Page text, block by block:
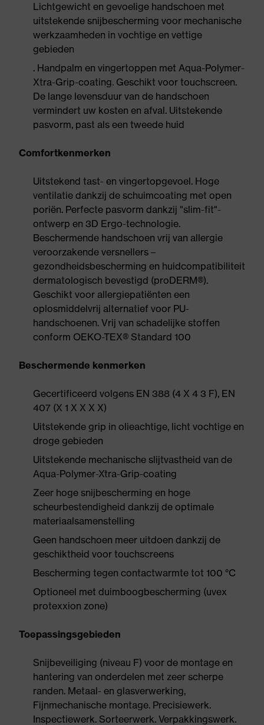
Lichtgewicht en gevoelige handschoen met
uitstekende snijbescherming voor mechanische
werkzaamheden in vochtige en vettige
gebieden
. Handpalm en vingertoppen met Aqua-Polymer-
Xtra-Grip-coating. Geschikt voor touchscreen.
De lange levensduur van de handschoen
vermindert uw kosten en afval. Uitstekende
pasvorm, past als een tweede huid
Comfortkenmerken
Uitstekend tast- en vingertopgevoel. Hoge
ventilatie dankzij de schuimcoating met open
poriën. Perfecte pasvorm dankzij "slim-fit"-
ontwerp en 3D Ergo-technologie.
Beschermende handschoen vrij van allergie
veroorzakende versnellers –
gezondheidsbescherming en huidcompatibiliteit
dermatologisch bevestigd (proDERM®).
Geschikt voor allergiepatiënten een
oplosmiddelvrij alternatief voor PU-
handschoenen. Vrij van schadelijke stoffen
conform OEKO-TEX® Standard 100
Beschermende kenmerken
Gecertificeerd volgens EN 388 (4 X 4 3 F), EN
407 (X 1 X X X X)
Uitstekende grip in olieachtige, licht vochtige en
droge gebieden
Uitstekende mechanische slijtvastheid van de
Aqua-Polymer-Xtra-Grip-coating
Zeer hoge snijbescherming en hoge
scheurbestendigheid dankzij de optimale
materiaalsamenstelling
Geen handschoen meer uitdoen dankzij de
geschiktheid voor touchscreens
Bescherming tegen contactwarmte tot 100 °C
Optioneel met duimboogbescherming (uvex
protexxion zone)
Toepassingsgebieden
Snijbeveiliging (niveau F) voor de montage en
hantering van onderdelen met zeer scherpe
randen. Metaal- en glasverwerking,
Fijnmechanische montage. Precisiewerk.
Inspectiewerk. Sorteerwerk. Verpakkingswerk.